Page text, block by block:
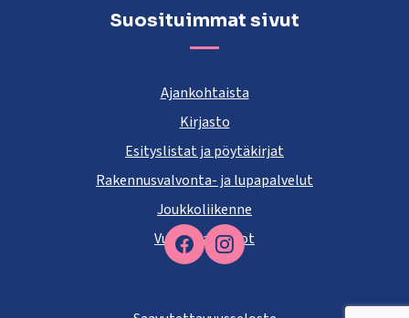
Facebook
Suosituimmat sivut
Ajankohtaista
Kirjasto
Esityslistat ja pöytäkirjat
Rakennusvalvonta- ja lupapalvelut
Joukkoliikenne
Vuokra-asunnot